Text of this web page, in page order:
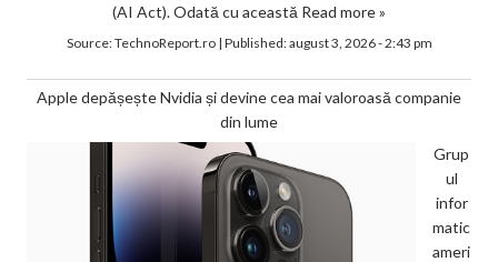
(AI Act). Odată cu această Read more »
Source:TechnoReport.ro| Published:august 3, 2026 - 2:43 pm
Apple depășește Nvidia și devine cea mai valoroasă companie
din lume
Grup
ul
infor
matic
ameri